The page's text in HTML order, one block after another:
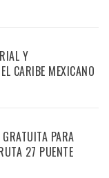
Y
CARIBE MEXICANO
PARA
27 PUENTE